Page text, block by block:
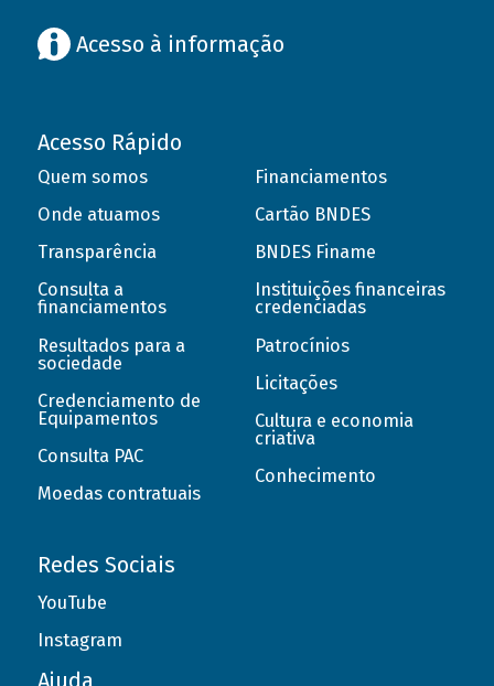
Acesso à informação
Acesso Rápido
Quem somos
Onde atuamos
Transparência
Consulta a
financiamentos
Resultados para a
sociedade
Credenciamento de
Equipamentos
Consulta PAC
Moedas contratuais
Financiamentos
Cartão BNDES
BNDES Finame
Instituições financeiras
credenciadas
Patrocínios
Licitações
Cultura e economia
criativa
Conhecimento
Redes Sociais
YouTube
Instagram
Ajuda